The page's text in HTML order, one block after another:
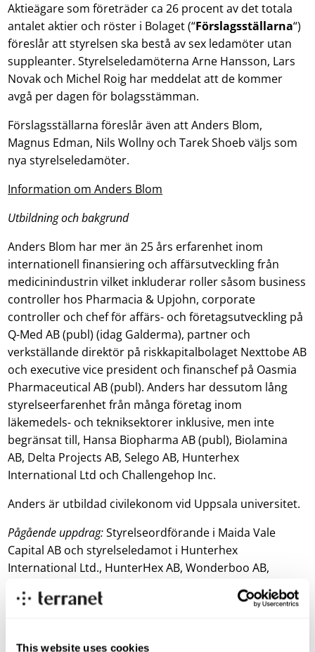
This website uses cookies
Aktieägare som företräder ca 26 procent av det totala
antalet aktier och röster i Bolaget (“Förslagsställarna“)
föreslår att styrelsen ska bestå av sex ledamöter utan
suppleanter. Styrelseledamöterna Arne Hansson, Lars
Novak och Michel Roig har meddelat att de kommer
avgå per dagen för bolagsstämman.
Förslagsställarna föreslår även att Anders Blom,
Magnus Edman, Nils Wollny och Tarek Shoeb väljs som
nya styrelseledamöter.
Information om Anders Blom
Utbildning och bakgrund
Anders Blom har mer än 25 års erfarenhet inom
internationell finansiering och affärsutveckling från
medicinindustrin vilket inkluderar roller såsom business
controller hos Pharmacia & Upjohn, corporate
controller och chef för affärs- och företagsutveckling på
Q-Med AB (publ) (idag Galderma), partner och
verkställande direktör på riskkapitalbolaget Nexttobe AB
och executive vice president och finanschef på Oasmia
Pharmaceutical AB (publ). Anders har dessutom lång
styrelseerfarenhet från många företag inom
läkemedels- och tekniksektorer inklusive, men inte
begränsat till, Hansa Biopharma AB (publ), Biolamina
AB, Delta Projects AB, Selego AB, Hunterhex
International Ltd och Challengehop Inc.
Anders är utbildad civilekonom vid Uppsala universitet.
Pågående uppdrag:Styrelseordförande i Maida Vale
Capital AB och styrelseledamot i Hunterhex
International Ltd., HunterHex AB, Wonderboo AB,
Challengehop Inc., Alzinova AB (publ) och Emotra AB
(publ).